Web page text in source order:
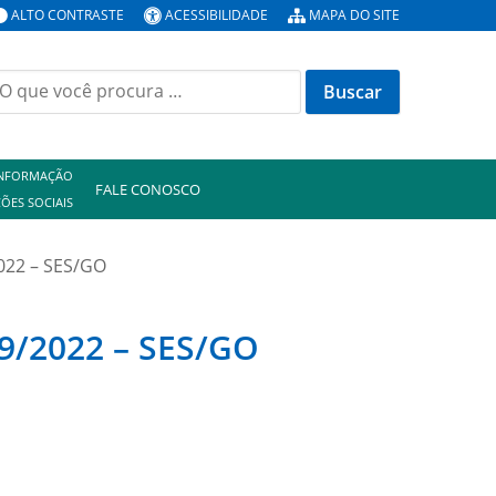
ALTO CONTRASTE ACESSIBILIDADE MAPA DO SITE
SOCIAIS
FALE CONOSCO
– SES/GO
– SES/GO